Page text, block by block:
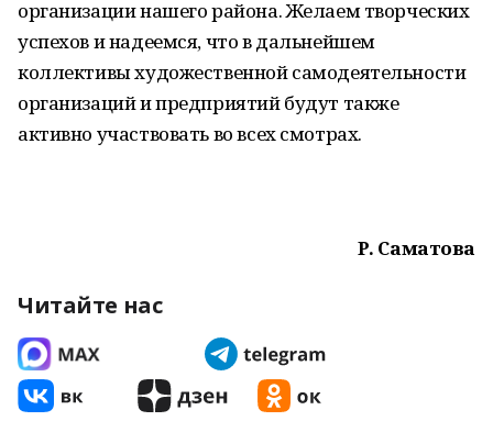
организации нашего района. Желаем творческих
успехов и надеемся, что в дальнейшем
коллективы художественной самодеятельности
организаций и предприятий будут также
активно участвовать во всех смотрах.
Р. Саматова
Читайте нас